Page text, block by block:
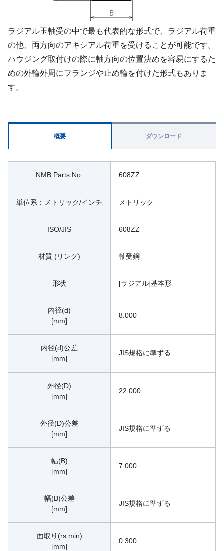
ラジアル玉軸受の中で最も代表的な形式で、ラジアル荷重
の他、両方向のアキシアル荷重を受けることが可能です。
ハウジング取付けの際に軸方向の位置決めを容易にするた
めの外輪外周にフランジや止め輪を付けた形式もありま
す。
概要
NMB Parts No. 608ZZ
単位系：メトリック/インチ メトリック
ISO/JIS 608ZZ
材質 (リング) 軸受鋼
形状 [ラジアル]基本形
内径(d)
[mm]
8.000
内径(d)公差
[mm]
JIS規格に準ずる
外径(D)
[mm]
22.000
外径(D)公差
[mm]
JIS規格に準ずる
幅(B)
[mm]
7.000
幅(B)公差
[mm]
JIS規格に準ずる
面取り(rs min)
[mm]
0.300
ダウンロード